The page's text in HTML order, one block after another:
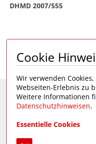
DHMD 2007/555
Seite 1 von 1
Eine Seite des
Cookie
Wir verwenden
Webseiten-Erlebnis zu
Weitere Informationen
Datenschutzhinweisen.
Essentielle Cookies